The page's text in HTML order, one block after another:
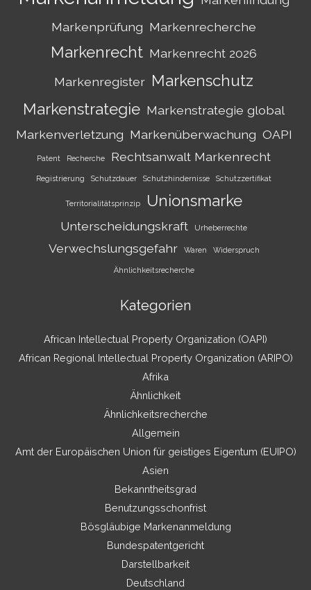
Markenprüfung Markenrecherche
Markenrecht Markenrecht 2026
Markenregister Markenschutz
Markenstrategie Markenstrategie global
Markenverletzung Markenüberwachung OAPI
Patent Recherche Rechtsanwalt Markenrecht
Registrierung Schutzdauer Schutzhindernisse Schutzzertifikat
Territorialitätsprinzip Unionsmarke
Unterscheidungskraft Urheberrechte
Verwechslungsgefahr Waren Widerspruch
Ähnlichkeitsrecherche
Kategorien
African Intellectual Property Organization (OAPI)
African Regional Intellectual Property Organization (ARIPO)
Afrika
Ähnlichkeit
Ähnlichkeitsrecherche
Allgemein
Amt der Europäischen Union für geistiges Eigentum (EUIPO)
Asien
Bekanntheitsgrad
Benutzungsschonfrist
Bösgläubige Markenanmeldung
Bundespatentgericht
Darstellbarkeit
Deutschland